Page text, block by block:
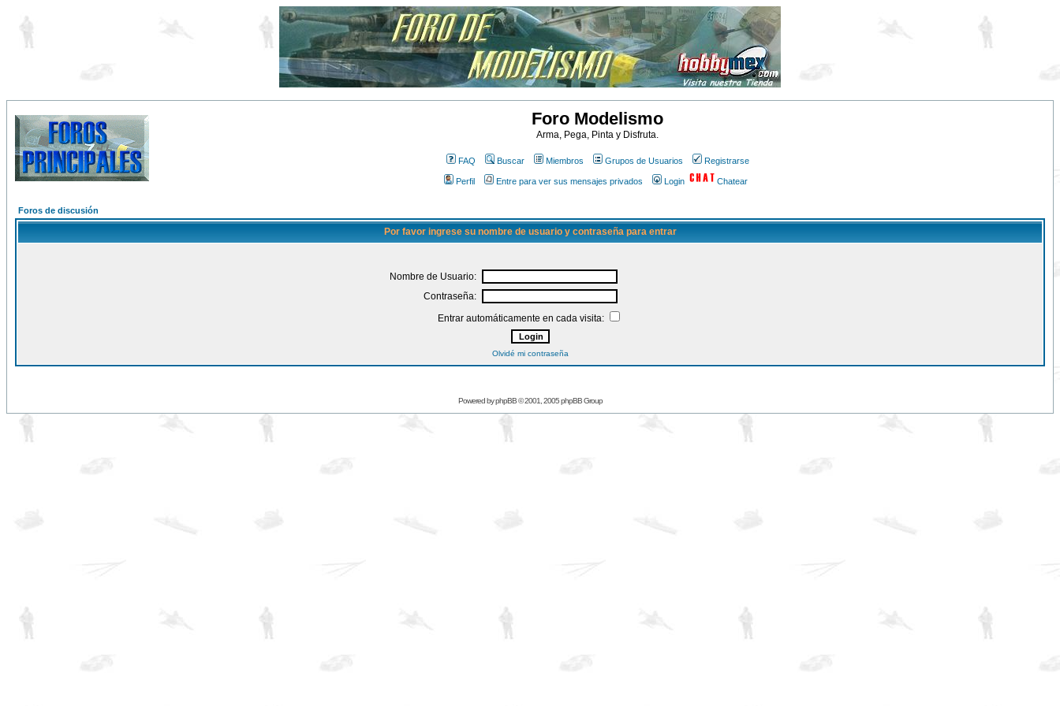
Foro Modelismo
Arma, Pega, Pinta y Disfruta.
FAQ Buscar Miembros Grupos de Usuarios Registrarse
Perfil Entre para ver sus mensajes privados Login Chatear
Foros de discusión
Por favor ingrese su nombre de usuario y contraseña para entrar
Nombre de Usuario:
Contraseña:
Entrar automáticamente en cada visita:
Olvidé mi contraseña
Powered byphpBB© 2001, 2005 phpBB Group